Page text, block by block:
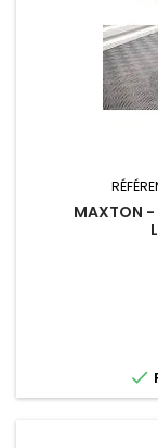
MAXTON -
